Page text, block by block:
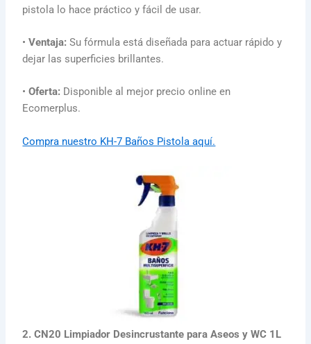
pistola lo hace práctico y fácil de usar.
•Ventaja: Su fórmula está diseñada para actuar rápido y
dejar las superficies brillantes.
•Oferta: Disponible al mejor precio online en
Ecomerplus.
Compra nuestro KH-7 Baños Pistola aquí.
2. CN20 Limpiador Desincrustante para Aseos y WC 1L